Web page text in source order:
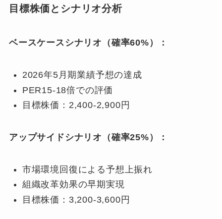
目標株価とシナリオ分析
ベースケースシナリオ（確率60%）：
2026年5月期業績予想の達成
PER15-18倍での評価
目標株価：2,400-2,900円
アップサイドシナリオ（確率25%）：
市場環境回復による予想上振れ
組織改革効果の早期実現
目標株価：3,200-3,600円